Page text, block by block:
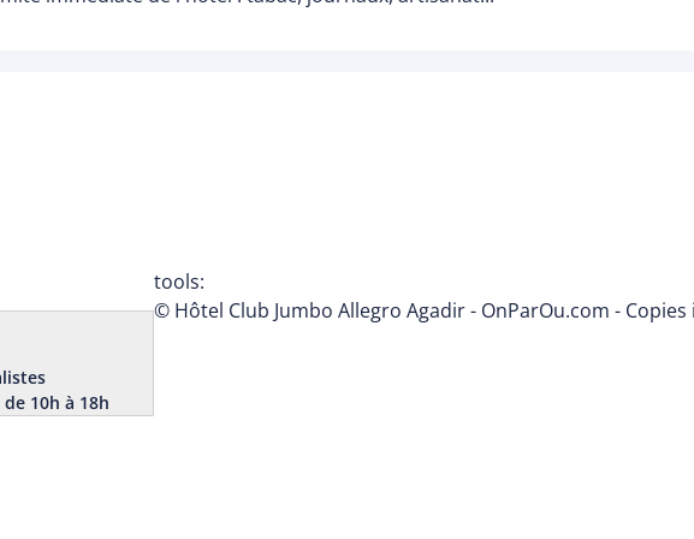
10h à 18h
tools:
© Hôtel Club Jumbo Allegro Agadir - OnParOu.com -